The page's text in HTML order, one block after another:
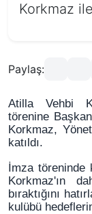
Korkmaz
Paylaş:
Atilla Vehbi
törenine
Korkmaz,
katıldı.
İmza töreninde
Korkmaz'ın
bıraktığını
kulübü